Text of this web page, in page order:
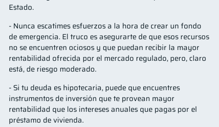
Estado.
- Nunca escatimes esfuerzos a la hora de crear un fondo
de emergencia. El truco es asegurarte de que esos recursos
no se encuentren ociosos y que puedan recibir la mayor
rentabilidad ofrecida por el mercado regulado, pero, claro
está, de riesgo moderado.
- Si tu deuda es hipotecaria, puede que encuentres
instrumentos de inversión que te provean mayor
rentabilidad que los intereses anuales que pagas por el
préstamo de vivienda.